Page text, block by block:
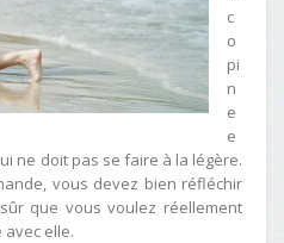
c
o
pi
n
e
e
ne doit pas se faire à la légère.
vous devez bien réfléchir
que vous voulez réellement
elle.